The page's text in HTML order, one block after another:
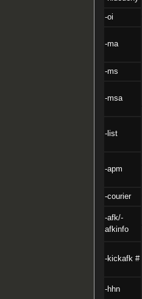
-oi
-ma
-ms
-msa
-list
-apm
-courier
-afk/-
afkinfo
-kickafk #
-hhn